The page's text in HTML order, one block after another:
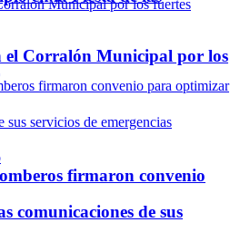
firmaron convenio
comunicaciones de sus
el Corralón Municipal por los